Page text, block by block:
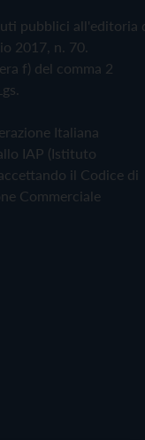
pubblici all'editoria
2017, n. 70.
f) del comma 2
Italiana
IAP (Istituto
il Codice di
Commerciale